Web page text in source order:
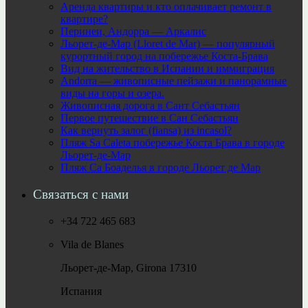
Аренда квартиры и кто оплачивает ремонт в
квартире?
Перинеи, Андорра — Аркалис
Льорет-де-Мар (Lloret de Mar) — популярный
курортный город на побережье Коста-Брава
Вид на жительство в Испании и иммиграция
Andorra — живописные пейзажи и панорамные
виды на горы и озера.
Живописная дорога в Сант Себастьян
Первое путешествие в Сан Себастьян
Как вернуть залог (fiansa) из incasol?
Пляж Sa Caleta побережье Коста Брава в городе
Льорет-де-Мар
Пляж Са Боаделья в городе Льорет де Мар
Связаться с нами
+34 722 465 683
Vila de Blanes
Льорет-де-Мар, Girona 17310
Испания